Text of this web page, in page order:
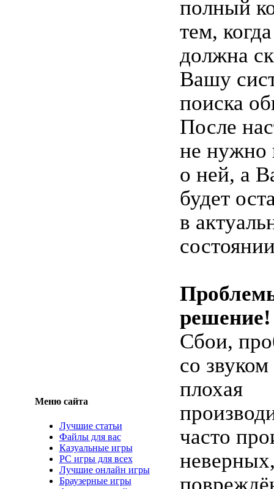
Меню сайта
Лучшие статьи
Файлы для вас
Казуальные игры
PC игры для всех
Лучшие онлайн игры
Браузерные игры
полный
тем,
должна
Вашу
поиска
После
не нужно
о ней, а
будет
в
решение!
Сбои,
со
плохая
часто